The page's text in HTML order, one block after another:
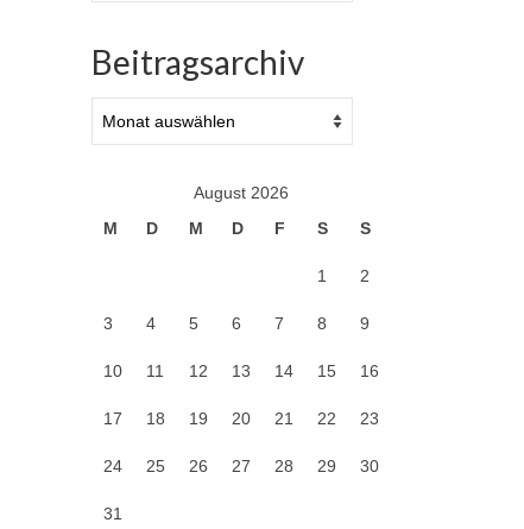
Beitragsarchiv
August 2026
M
D M D F S S
1 2
3 4 5 6 7 8 9
10 11 12 13 14 15 16
17 18 19 20 21 22 23
24 25 26 27 28 29 30
31